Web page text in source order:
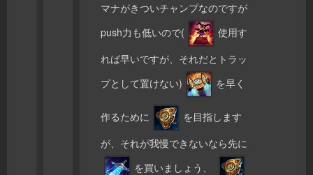
マナがきついチャンプなのですが
push力も低いので(
使用す
れば早いですが、それだとトラッ
プとして置けない)
を早く
作るために
を目指します
が、それが我慢できないなら先に
を買いましょう、